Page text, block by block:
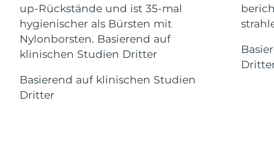
up-Rückstände und ist 35-mal
hygienischer als Bürsten mit
Nylonborsten. Basierend auf
klinischen Studien Dritter
Basierend auf klinischen Studien
Dritter
FOREO APP
ÜBER
Jersey Erwartete Lieferung 8/14/26
Kasachstan Erwartete Lieferung
8/9/26
Lettland